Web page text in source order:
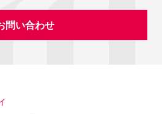
問い合わせ